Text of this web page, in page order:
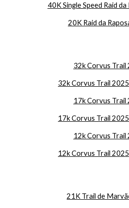
40K Single Speed Raid
20K Raid da
32k Corvus Trail
32k Corvus Trail
17k Corvus Trail
17k Corvus Trail
12k Corvus Trail
12k Corvus Trail
21K Trail de